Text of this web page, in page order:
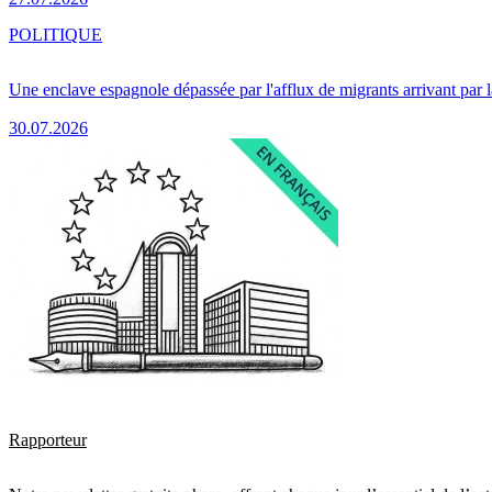
Une enclave espagnole dépassée par l'afflux de migrants arrivant par
30.07.2026
POLITIQUE
Rapporteur